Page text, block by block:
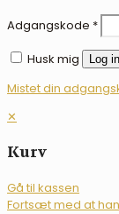
Adgangskode *
Husk mig
Log
Mistet din
✕
Kurv
Gå til kassen
Fortsæt med at